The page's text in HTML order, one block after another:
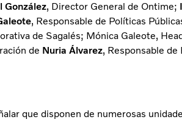
González, Director General de Ontime;
, Responsable de Políticas
de Sagalés; Mónica Galeote,
de Nuria Álvarez, Responsable
que disponen de numerosas